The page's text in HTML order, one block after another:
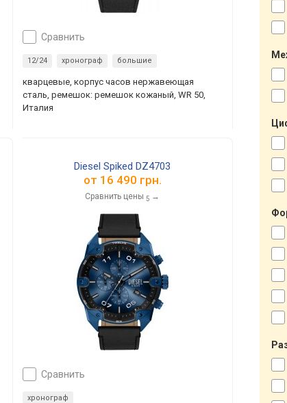
сравнить
12/24 хронограф большие
кварцевые, корпус часов нержавеющая
сталь, ремешок: ремешок кожаный, WR 50,
Италия
Diesel Spiked DZ4703
от 16 490 грн.
Сравнить цены 5 →
сравнить
хронограф